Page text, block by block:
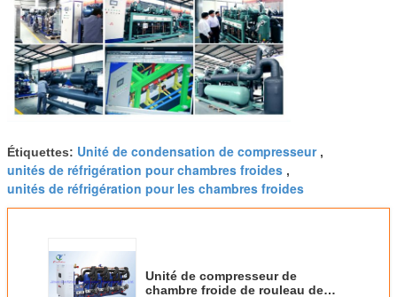
Étiquettes: Unité de condensation de compresseur,
unités de réfrigération pour chambres froides ,
unités de réfrigération pour les chambres froides
Unité de compresseur de
chambre froide de rouleau de